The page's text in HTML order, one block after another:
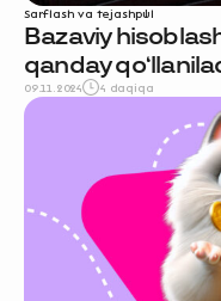
Sarflash va tejashpul
Bazaviy
qanday
09.11.2024 4 daqiqa